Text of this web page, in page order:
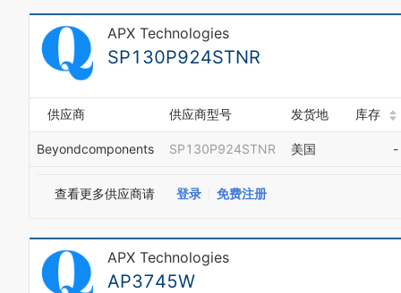
APX Technologies
SP130P924STNR
供应商 供应商型号 发货地 库存
Beyondcomponents SP130P924STNR 美国 -
查看更多供应商请 登录 免费注册
APX Technologies
AP3745W